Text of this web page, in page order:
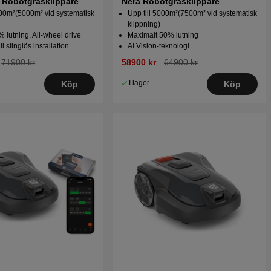
vid systematisk
lutning, All-wheel drive
slinglös installation
71900 kr
Köp
Upp till 5000m²(7500m² vid systematisk
klippning)
Maximalt 50% lutning
AI Vision-teknologi
58900 kr 64900 kr
I lager Köp